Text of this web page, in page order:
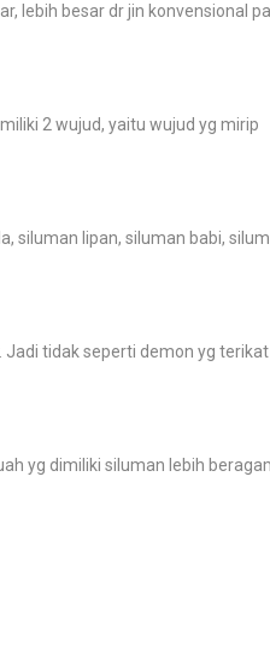
lebih besar dr jin konvensional
2 wujud, yaitu wujud yg mirip
siluman lipan, siluman babi,
tidak seperti demon yg terikat
yg dimiliki siluman lebih